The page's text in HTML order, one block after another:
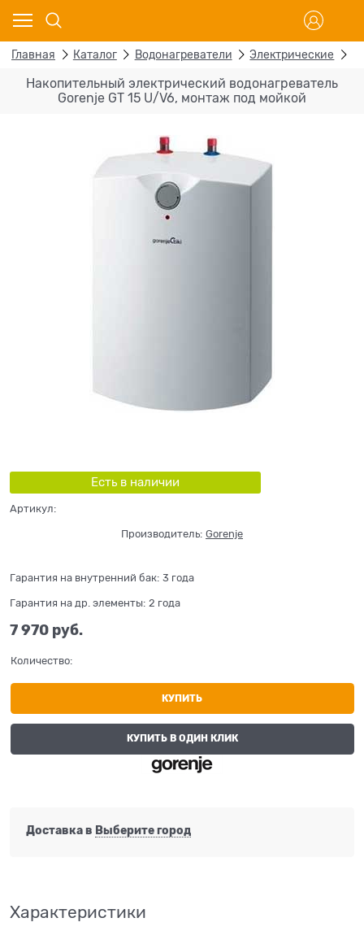
Главная Каталог Водонагреватели Электрические
Накопительный электрический водонагреватель
Gorenje GT 15 U/V6, монтаж под мойкой
Есть в наличии
Артикул:
Производитель: Gorenje
Гарантия на внутренний бак: 3 года
Гарантия на др. элементы: 2 года
7 970 руб.
Количество:
КУПИТЬ
КУПИТЬ В ОДИН КЛИК
Доставка в Выберите город
Характеристики